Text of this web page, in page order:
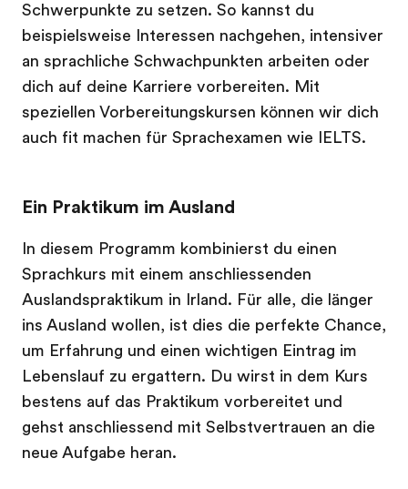
Schwerpunkte zu setzen. So kannst du
beispielsweise Interessen nachgehen, intensiver
an sprachliche Schwachpunkten arbeiten oder
dich auf deine Karriere vorbereiten. Mit
speziellen Vorbereitungskursen können wir dich
auch fit machen für Sprachexamen wie IELTS.
Ein Praktikum im Ausland
In diesem Programm kombinierst du einen
Sprachkurs mit einem anschliessenden
Auslandspraktikum in Irland. Für alle, die länger
ins Ausland wollen, ist dies die perfekte Chance,
um Erfahrung und einen wichtigen Eintrag im
Lebenslauf zu ergattern. Du wirst in dem Kurs
bestens auf das Praktikum vorbereitet und
gehst anschliessend mit Selbstvertrauen an die
neue Aufgabe heran.